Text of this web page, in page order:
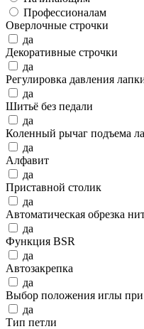
Профессионалам
Оверлочные строчки
да
Декоративные строчки
да
Регулировка давления
да
Шитьё без педали
да
Коленный рычаг подъема
да
Алфавит
да
Приставной столик
да
Автоматическая обрезка
да
Функция BSR
да
Автозакрепка
да
Выбор положения иглы при
да
Тип петли